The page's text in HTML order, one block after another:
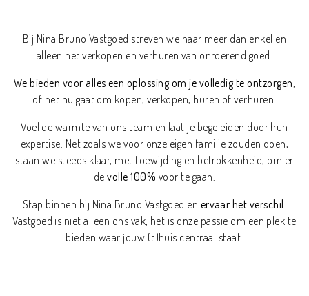
Bij Nina Bruno Vastgoed streven we naar meer dan enkel en
alleen het verkopen en verhuren van onroerend goed.
We bieden voor alles een oplossing om je volledig te ontzorgen,
of het nu gaat om kopen, verkopen, huren of verhuren.
Voel de warmte van ons team en laat je begeleiden door hun
expertise. Net zoals we voor onze eigen familie zouden doen,
staan we steeds klaar, met toewijding en betrokkenheid, om er
devolle 100% voor te gaan.
Stap binnen bij Nina Bruno Vastgoed en ervaar het verschil.
Vastgoed is niet alleen ons vak, het is onze passie om een plek te
bieden waar jouw (t)huis centraal staat.